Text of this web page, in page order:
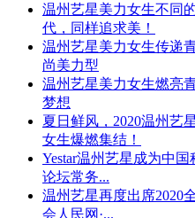
温州艺星美力女生不同
代，同样追求美！
温州艺星美力女生传递
尚美力型
温州艺星美力女生燃亮
梦想
夏日鲜风，2020温州艺
女生爆燃集结！
Yestar温州艺星成为中国
论坛常务...
温州艺星再度出席2020
会人民网·...